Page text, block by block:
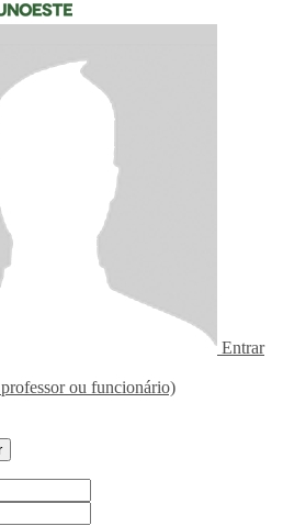
Entrar
ou funcionário)